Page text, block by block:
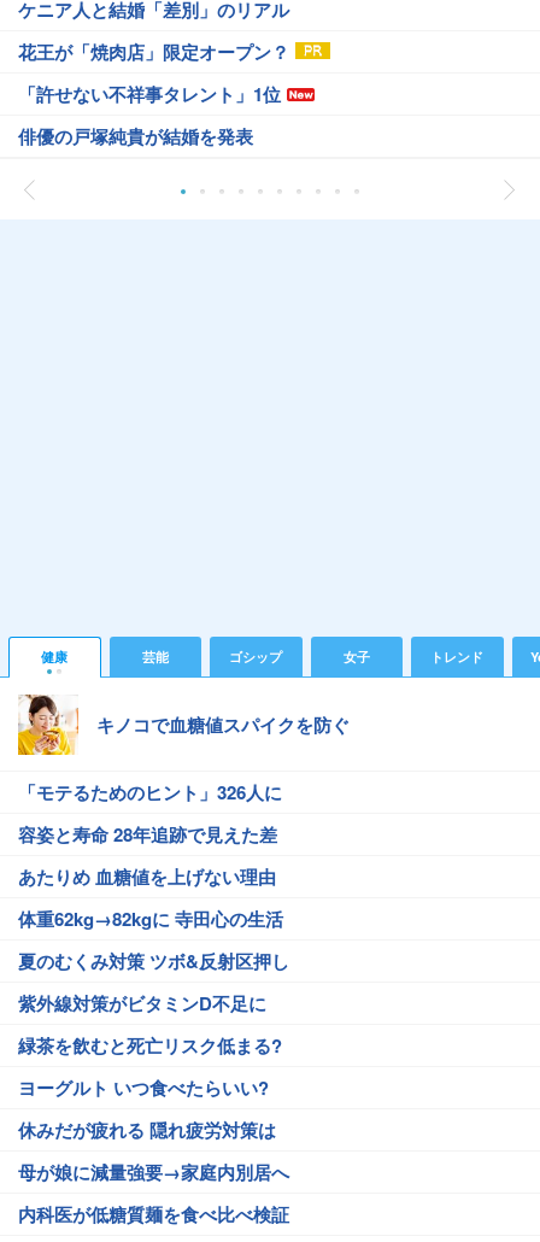
ケニア人と結婚「差別」のリアル
花王が「焼肉店」限定オープン？
「許せない不祥事タレント」1位
俳優の戸塚純貴が結婚を発表
健康 芸能 ゴシップ 女子 トレンド
キノコで血糖値スパイクを防ぐ
「モテるためのヒント」326人に
容姿と寿命 28年追跡で見えた差
あたりめ 血糖値を上げない理由
体重62kg→82kgに 寺田心の生活
夏のむくみ対策 ツボ&反射区押し
紫外線対策がビタミンD不足に
緑茶を飲むと死亡リスク低まる?
ヨーグルト いつ食べたらいい?
休みだが疲れる 隠れ疲労対策は
母が娘に減量強要→家庭内別居へ
内科医が低糖質麺を食べ比べ検証